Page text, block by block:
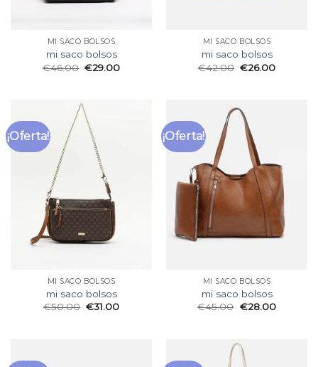
MI SACO BOLSOS
mi saco bolsos
€46.00 €29.00
MI SACO BOLSOS
mi saco bolsos
€42.00 €26.00
¡Oferta!
MI SACO BOLSOS
mi saco bolsos
€50.00 €31.00
¡Oferta!
MI SACO BOLSOS
mi saco bolsos
€45.00 €28.00